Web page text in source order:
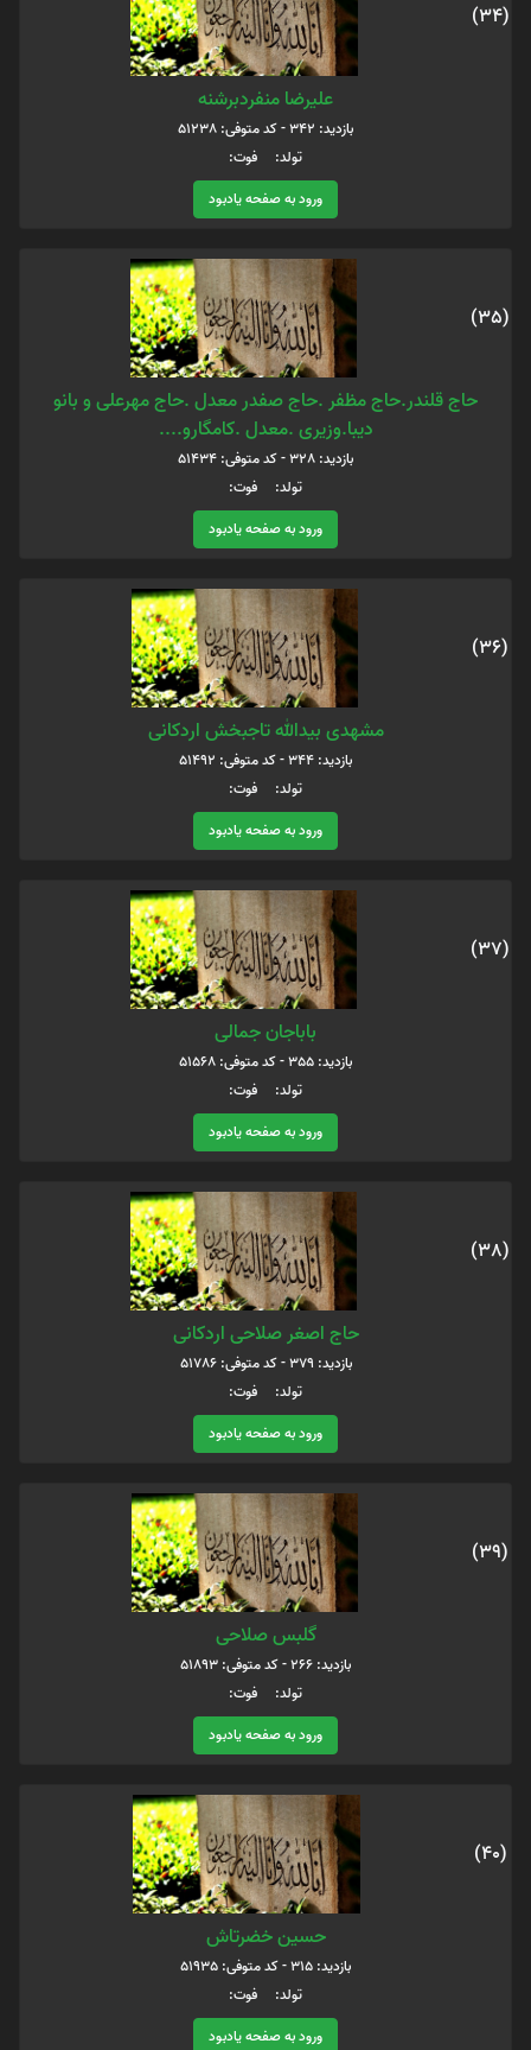
(34)
علیرضا منفردبرشنه
بازدید: 342 - کد متوفی: 51238
تولد: فوت:
ورود به صفحه یادبود
(35)
حاج قلندر.حاج مظفر .حاج صفدر معدل .حاج مهرعلی و بانو
دیبا.وزیری .معدل .کامگارو....
بازدید: 328 - کد متوفی: 51434
تولد: فوت:
ورود به صفحه یادبود
(36)
مشهدی بیدالله تاجبخش اردکانی
بازدید: 344 - کد متوفی: 51492
تولد: فوت:
ورود به صفحه یادبود
(37)
باباجان جمالی
بازدید: 355 - کد متوفی: 51568
تولد: فوت:
ورود به صفحه یادبود
(38)
حاج اصغر صلاحی اردکانی
بازدید: 379 - کد متوفی: 51786
تولد: فوت:
ورود به صفحه یادبود
(39)
گلبس صلاحی
بازدید: 266 - کد متوفی: 51893
تولد: فوت:
ورود به صفحه یادبود
(40)
حسین خضرتاش
بازدید: 315 - کد متوفی: 51935
تولد: فوت:
ورود به صفحه یادبود